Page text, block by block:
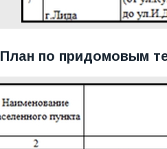
План по придомовым